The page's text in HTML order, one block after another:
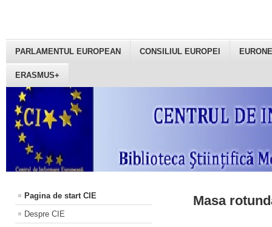
PARLAMENTUL EUROPEAN CONSILIUL EUROPEI
ERASMUS+
Pagina de start CIE
Despre CIE
Masa